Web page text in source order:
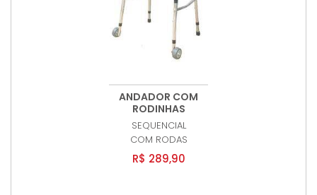
ANDADOR COM
RODINHAS
SEQUENCIAL
COM RODAS
R$ 289,90